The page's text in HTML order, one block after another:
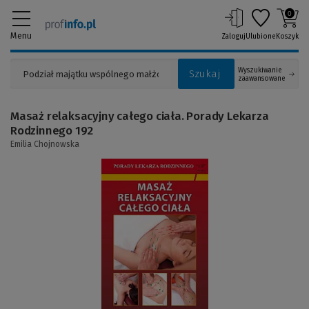
Menu
Szukaj
Wyszukiwanie
zaawansowane
ZalogujUlubione
0
Koszyk
do
Masaż relaksacyjny całego ciała. Porady Lekarza
Rodzinnego 192
Emilia Chojnowska